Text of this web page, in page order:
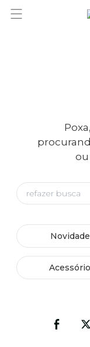
você merece
ou